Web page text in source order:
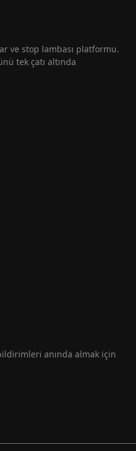
ve stop lambası platformu.
tek çatı altında
anında almak için